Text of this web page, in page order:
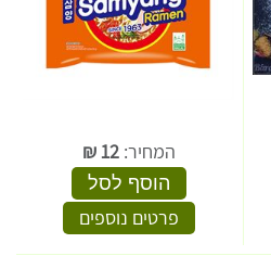
המחיר:12
₪
הוסף לסל
פרטים נוספים